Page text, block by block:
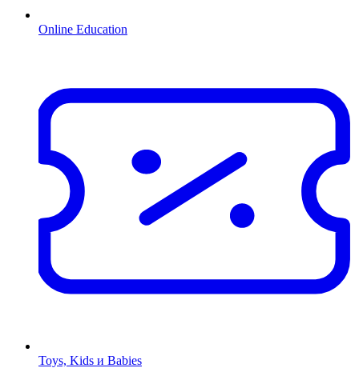
Online Education
Toys, Kids и Babies